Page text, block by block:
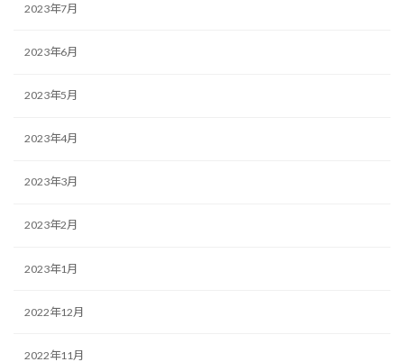
2023年7月
2023年6月
2023年5月
2023年4月
2023年3月
2023年2月
2023年1月
2022年12月
2022年11月